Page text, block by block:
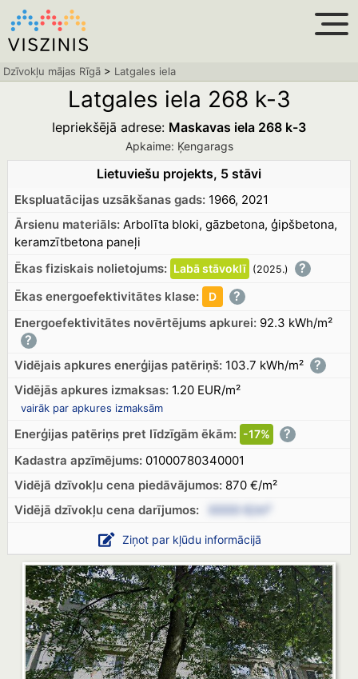
Dzīvokļu mājas Rīgā > Latgales iela
Latgales iela 268 k-3
Iepriekšējā adrese: Maskavas iela 268 k-3
Apkaime: Ķengarags
Lietuviešu projekts, 5 stāvi
Ekspluatācijas uzsākšanas gads:1966, 2021
Ārsienu materiāls:Arbolīta bloki, gāzbetona, ģipšbetona,
keramzītbetona paneļi
Ēkas fiziskais nolietojums: Labāstāvoklī (2025.) ?
Ēkas energoefektivitātes klase: D ?
Energoefektivitātes novērtējums apkurei:92.3 kWh/m²
?
Vidējais apkures enerģijas patēriņš:103.7 kWh/m² ?
Vidējās apkures izmaksas:1.20 EUR/m²
vairāk par apkures izmaksām
Enerģijas patēriņs pret līdzīgām ēkām: -17% ?
Kadastra apzīmējums:01000780340001
Vidējā dzīvokļu cena piedāvājumos:870 €/m²
Vidējā dzīvokļu cena darījumos: XXXX €/m²
Ziņot par kļūdu informācijā